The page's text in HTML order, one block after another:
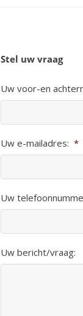
Stel uw vraag
Uw voor-en
Uw e-mailadres: *
Uw
Uw bericht/vraag: